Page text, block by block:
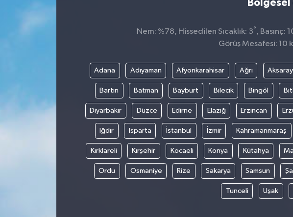
Bölgesel
Nem: %78, Hissedilen Sıcaklık: 3° , Basınç:
Görüş Mesafesi: 10
Adana Adıyaman Afyonkarahisar Ağrı Aksaray
Bartın Batman Bayburt Bilecik Bingöl
Diyarbakır Düzce Edirne Elazığ Erzincan
Iğdır Isparta İstanbul İzmir Kahramanmaraş
Kırklareli Kırşehir Kocaeli Konya Kütahya
Ordu Osmaniye Rize Sakarya Samsun
Tunceli Uşak